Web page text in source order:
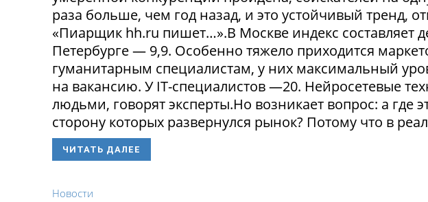
раза больше, чем год назад, и это устойчивый тренд,
«Пиарщик hh.ru пишет…».В Москве индекс составляет
Петербурге — 9,9. Особенно тяжело приходится
гуманитарным специалистам, у них максимальный
на вакансию. У IT-специалистов —20. Нейросетевые
людьми, говорят эксперты.Но возникает вопрос: а где
сторону которых развернулся рынок? Потому что в
ЧИТАТЬ ДАЛЕЕ
Новости